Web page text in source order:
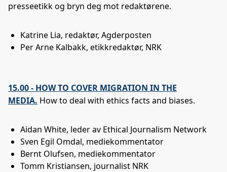
presseetikk og bryn deg mot redaktørene.
Katrine Lia, redaktør, Agderposten
Per Arne Kalbakk, etikkredaktør, NRK
15.00 - HOW TO COVER MIGRATION IN THE
MEDIA. How to deal with ethics facts and biases.
Aidan White, leder av Ethical Journalism Network
Sven Egil Omdal, mediekommentator
Bernt Olufsen, mediekommentator
Tomm Kristiansen, journalist NRK